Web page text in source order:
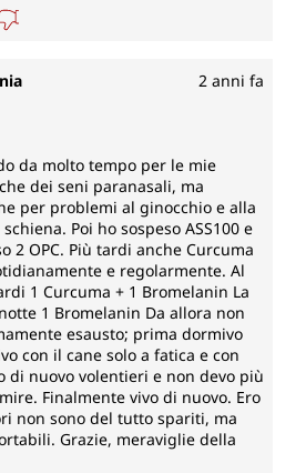
2 anni fa
5 su 5 stelle
da molto tempo per le mie
dei seni paranasali, ma
per problemi al ginocchio e alla
Poi ho sospeso ASS100 e
2 OPC. Più tardi anche Curcuma
e regolarmente. Al
1 Curcuma + 1 Bromelanin La
1 Bromelanin Da allora non
esausto; prima dormivo
con il cane solo a fatica e con
di nuovo volentieri e non devo più
Finalmente vivo di nuovo. Ero
non sono del tutto spariti, ma
Grazie, meraviglie della